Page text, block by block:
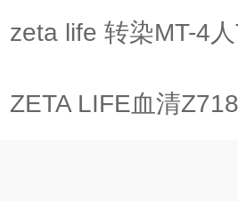
zeta life 转染MT-4人T淋
ZETA LIFE血清Z7185适